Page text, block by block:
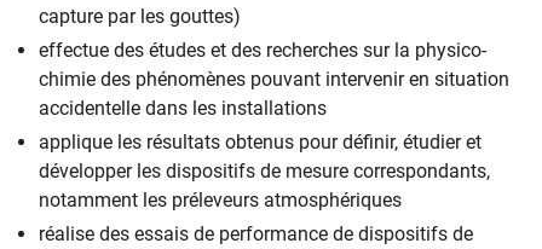
capture par les gouttes)
effectue des études et des recherches sur la physico-
chimie des phénomènes pouvant intervenir en situation
accidentelle dans les installations
applique les résultats obtenus pour définir, étudier et
développer les dispositifs de mesure correspondants,
notamment les préleveurs atmosphériques
réalise des essais de performance de dispositifs de